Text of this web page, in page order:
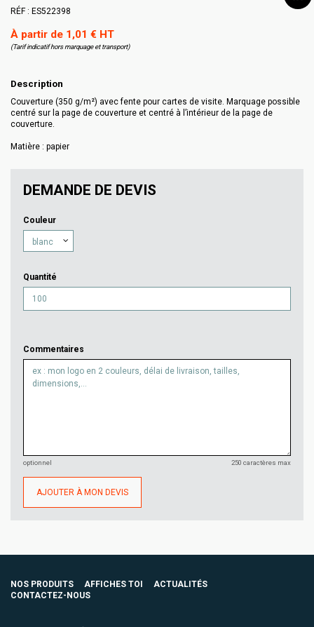
RÉF : ES522398
À partir de 1,01 € HT
(Tarif indicatif hors marquage et transport)
Description
Couverture (350 g/m²) avec fente pour cartes de visite. Marquage possible
centré sur la page de couverture et centré à l’intérieur de la page de
couverture.
Matière : papier
DEMANDE DE DEVIS
Couleur
Quantité
Commentaires
optionnel 250 caractères max
AJOUTER À MON DEVIS
NOS PRODUITS AFFICHES TOI
ACTUALITÉS
CONTACTEZ-NOUS